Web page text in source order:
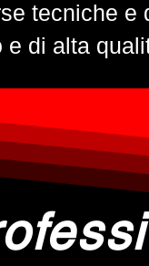
tecniche
di alta